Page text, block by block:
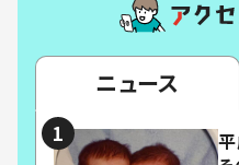
ニュース